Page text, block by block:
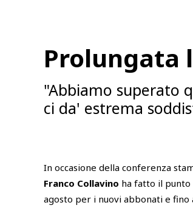
Prolungata
"Abbiamo superato
ci da' estrema
In occasione della conferenza
Franco Collavino ha fatto il punto
agosto per i nuovi abbonati e